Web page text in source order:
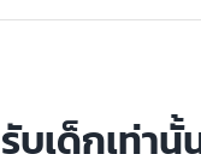
บเด็กเท่านั้